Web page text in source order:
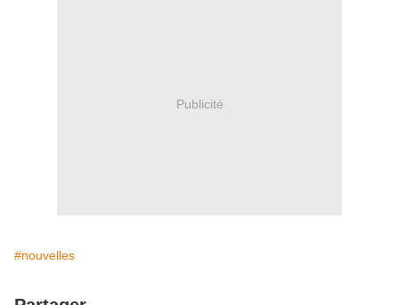
Publicité
#nouvelles